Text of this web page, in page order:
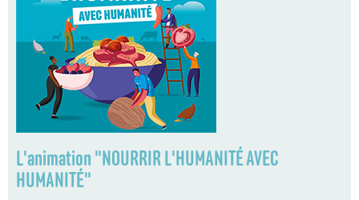
L'animation "NOURRIR L'HUMANITÉ AVEC
HUMANITÉ"